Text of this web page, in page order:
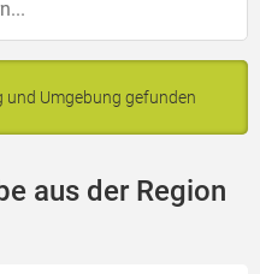
und Umgebung gefunden
aus der Region